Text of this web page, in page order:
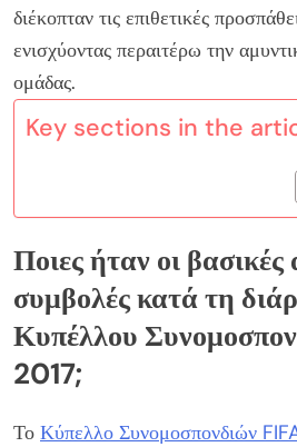
διέκοπταν τις επιθετικές
ενισχύοντας περαιτέρω την
ομάδας.
Key sections in the
Ποιες ήταν οι βασικές
συμβολές κατά τη
Κυπέλλου
2017;
Το Κύπελλο Συνομοσπονδιών